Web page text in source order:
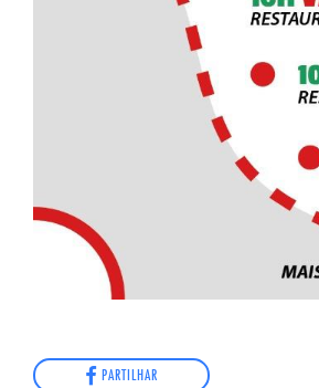
PARTILHAR